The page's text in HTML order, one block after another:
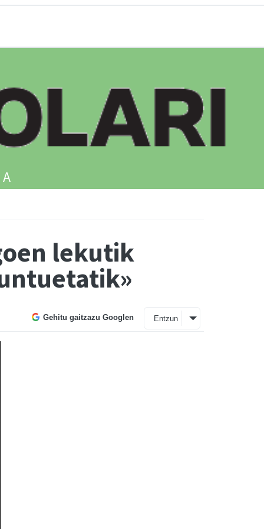
lekutik
Gehitu gaitzazu Googlen Entzun